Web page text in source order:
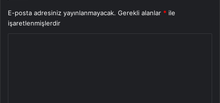
E-posta adresiniz yayınlanmayacak. Gerekli alanlar * ile
işaretlenmişlerdir